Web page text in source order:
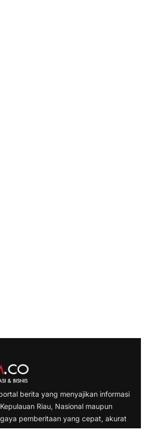
berita yang menyajikan informasi
Riau, Nasional maupun
pemberitaan yang cepat, akurat